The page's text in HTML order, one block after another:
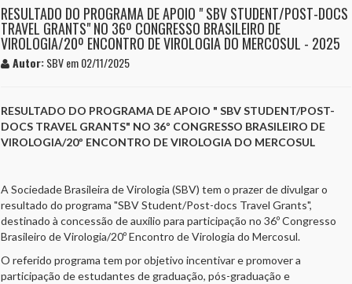
RESULTADO DO PROGRAMA DE APOIO " SBV STUDENT/POST-DOCS
TRAVEL GRANTS" NO 36º CONGRESSO BRASILEIRO DE
VIROLOGIA/20º ENCONTRO DE VIROLOGIA DO MERCOSUL - 2025
Autor:SBV em 02/11/2025
RESULTADO DO PROGRAMA DE APOIO " SBV STUDENT/POST-
DOCS TRAVEL GRANTS" NO 36º CONGRESSO BRASILEIRO DE
VIROLOGIA/20º ENCONTRO DE VIROLOGIA DO MERCOSUL
A Sociedade Brasileira de Virologia (SBV) tem o prazer de divulgar o
resultado do programa "SBV Student/Post-docs Travel Grants",
destinado à concessão de auxílio para participação no 36º Congresso
Brasileiro de Virologia/20º Encontro de Virologia do Mercosul.
O referido programa tem por objetivo incentivar e promover a
participação de estudantes de graduação, pós-graduação e